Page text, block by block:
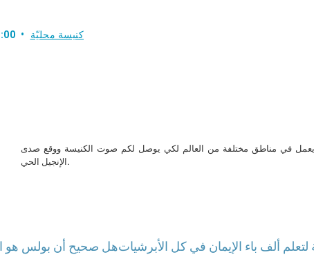
كنيسة محليّة
يعمل في مناطق مختلفة من العالم لكي يوصل لكم صوت الكنيسة ووقع صدى
الإنجيل الحي.
هل صحيح أن بولس هوألف باء الإيمان في كل الأبرشيات